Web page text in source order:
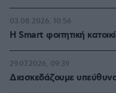
Η Smart φοιτητική
03.08.2026, 10:56
Διασκεδάζουμε
29.07.2026, 09:39